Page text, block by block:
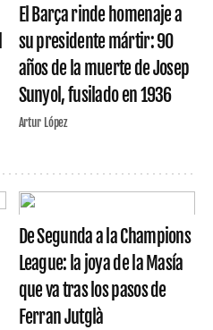
El Barça rinde homenaje a
su presidente mártir: 90
años de la muerte de Josep
Sunyol, fusilado en 1936
Artur López
De Segunda a la Champions
League: la joya de la Masía
que va tras los pasos de
Ferran Jutglà